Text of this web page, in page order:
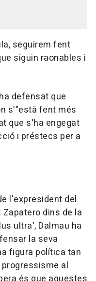
seguirem fent
siguin raonables i
defensat que
s'"està fent més
que s'ha engegat
i préstecs per a
l'expresident del
dins de la
ultra', Dalmau ha
la seva
figura política tan
al